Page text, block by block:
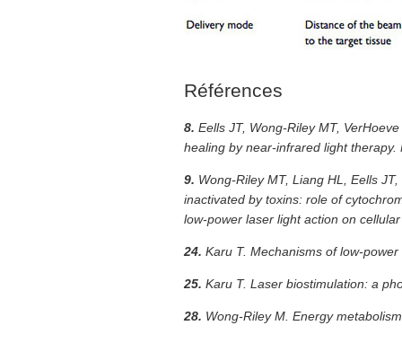
Références
8. Eells JT, Wong-Riley MT,
healing by near-infrared light
9. Wong-Riley MT, Liang HL, Eells
inactivated by toxins: role of
low-power laser light action on
24. Karu T. Mechanisms of low-
25. Karu T. Laser biostimulation: a
28. Wong-Riley M. Energy